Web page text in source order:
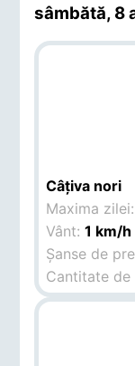
sâmbătă, 8
Câțiva nori
Maxima zilei:
Vânt:1 km/
Șanse de
Cantitate